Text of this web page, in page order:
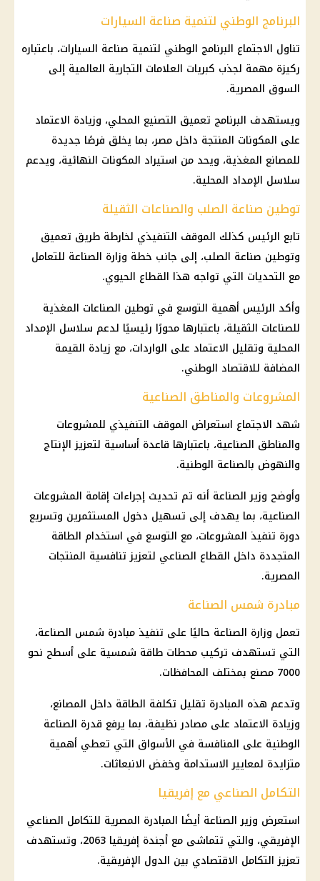
البرنامج الوطني لتنمية صناعة السيارات
تناول الاجتماع البرنامج الوطني لتنمية صناعة السيارات، باعتباره
ركيزة مهمة لجذب كبريات العلامات التجارية العالمية إلى
السوق المصرية.
ويستهدف البرنامج تعميق التصنيع المحلي، وزيادة الاعتماد
على المكونات المنتجة داخل مصر، بما يخلق فرصًا جديدة
للمصانع المغذية، ويحد من استيراد المكونات النهائية، ويدعم
سلاسل الإمداد المحلية.
توطين صناعة الصلب والصناعات الثقيلة
تابع الرئيس كذلك الموقف التنفيذي لخارطة طريق تعميق
وتوطين صناعة الصلب، إلى جانب خطة وزارة الصناعة للتعامل
مع التحديات التي تواجه هذا القطاع الحيوي.
وأكد الرئيس أهمية التوسع في توطين الصناعات المغذية
للصناعات الثقيلة، باعتبارها محورًا رئيسيًا لدعم سلاسل الإمداد
المحلية وتقليل الاعتماد على الواردات، مع زيادة القيمة
المضافة للاقتصاد الوطني.
المشروعات والمناطق الصناعية
شهد الاجتماع استعراض الموقف التنفيذي للمشروعات
والمناطق الصناعية، باعتبارها قاعدة أساسية لتعزيز الإنتاج
والنهوض بالصناعة الوطنية.
وأوضح وزير الصناعة أنه تم تحديث إجراءات إقامة المشروعات
الصناعية، بما يهدف إلى تسهيل دخول المستثمرين وتسريع
دورة تنفيذ المشروعات، مع التوسع في استخدام الطاقة
المتجددة داخل القطاع الصناعي لتعزيز تنافسية المنتجات
المصرية.
مبادرة شمس الصناعة
تعمل وزارة الصناعة حاليًا على تنفيذ مبادرة شمس الصناعة،
التي تستهدف تركيب محطات طاقة شمسية على أسطح نحو
7000 مصنع بمختلف المحافظات.
وتدعم هذه المبادرة تقليل تكلفة الطاقة داخل المصانع،
وزيادة الاعتماد على مصادر نظيفة، بما يرفع قدرة الصناعة
الوطنية على المنافسة في الأسواق التي تعطي أهمية
متزايدة لمعايير الاستدامة وخفض الانبعاثات.
التكامل الصناعي مع إفريقيا
استعرض وزير الصناعة أيضًا المبادرة المصرية للتكامل الصناعي
الإفريقي، والتي تتماشى مع أجندة إفريقيا 2063، وتستهدف
تعزيز التكامل الاقتصادي بين الدول الإفريقية.